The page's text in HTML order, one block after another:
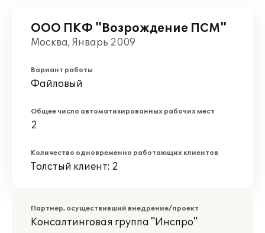
ООО ПКФ "Возрождение ПСМ"
Москва, Январь 2009
Вариант работы
Файловый
Общее число автоматизированных рабочих мест
2
Количество одновременно работающих клиентов
Толстый клиент: 2
Партнер, осуществивший внедрение/проект
Консалтинговая группа "Инспро"